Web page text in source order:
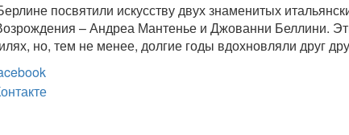
посвятили искусству двух знаменитых
– Андреа Мантенье и Джованни Беллини.
но, тем не менее, долгие годы вдохновляли друг